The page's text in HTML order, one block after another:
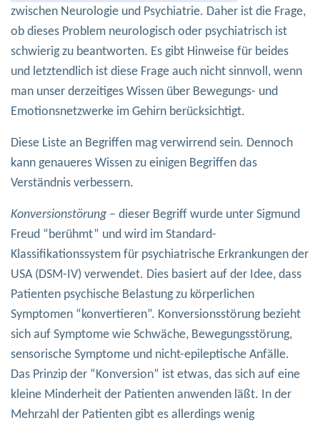
zwischen Neurologie und Psychiatrie. Daher ist die Frage,
ob dieses Problem neurologisch oder psychiatrisch ist
schwierig zu beantworten. Es gibt Hinweise für beides
und letztendlich ist diese Frage auch nicht sinnvoll, wenn
man unser derzeitiges Wissen über Bewegungs- und
Emotionsnetzwerke im Gehirn berücksichtigt.
Diese Liste an Begriffen mag verwirrend sein. Dennoch
kann genaueres Wissen zu einigen Begriffen das
Verständnis verbessern.
Konversionstörung – dieser Begriff wurde unter Sigmund
Freud “berühmt” und wird im Standard-
Klassifikationssystem für psychiatrische Erkrankungen der
USA (DSM-IV) verwendet. Dies basiert auf der Idee, dass
Patienten psychische Belastung zu körperlichen
Symptomen “konvertieren”. Konversionsstörung bezieht
sich auf Symptome wie Schwäche, Bewegungsstörung,
sensorische Symptome und nicht-epileptische Anfälle.
Das Prinzip der “Konversion” ist etwas, das sich auf eine
kleine Minderheit der Patienten anwenden läßt. In der
Mehrzahl der Patienten gibt es allerdings wenig